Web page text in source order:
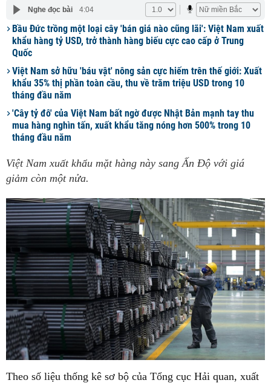
Nghe đọc bài 4:04
Bầu Đức trồng một loại cây 'bán giá nào cũng lãi': Việt Nam xuất
khẩu hàng tỷ USD, trở thành hàng biếu cực cao cấp ở Trung
Quốc
Việt Nam sở hữu 'báu vật' nông sản cực hiếm trên thế giới: Xuất
khẩu 35% thị phần toàn cầu, thu về trăm triệu USD trong 10
tháng đầu năm
'Cây tỷ đô' của Việt Nam bất ngờ được Nhật Bản mạnh tay thu
mua hàng nghìn tấn, xuất khẩu tăng nóng hơn 500% trong 10
tháng đầu năm
Việt Nam xuất khẩu mặt hàng này sang Ấn Độ với giá
giảm còn một nửa.
Theo số liệu thống kê sơ bộ của Tổng cục Hải quan, xuất